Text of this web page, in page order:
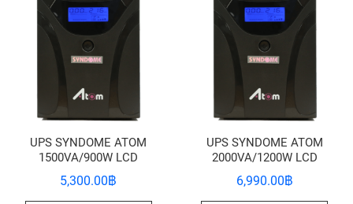
UPS SYNDOME ATOM
1500VA/900W LCD
5,300.00฿
UPS SYNDOME ATOM
2000VA/1200W LCD
6,990.00฿